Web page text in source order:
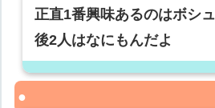
正直1番興味あるのはボシュ
後2人はなにもんだよ